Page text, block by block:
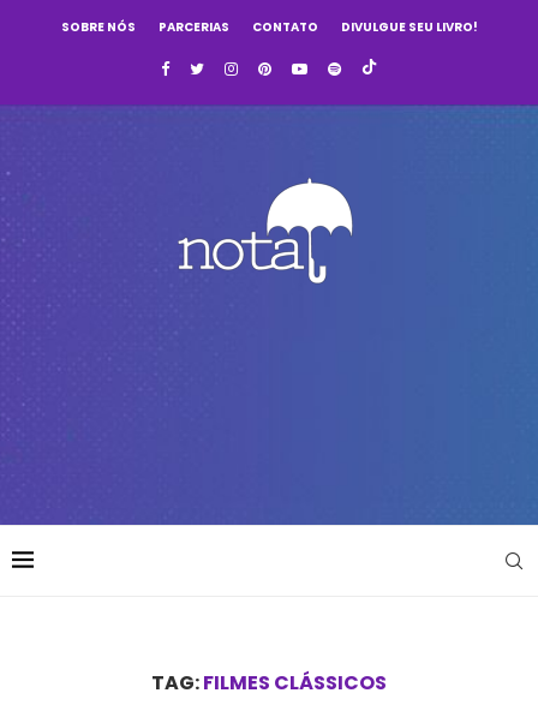
SOBRE NÓS PARCERIAS CONTATO DIVULGUE SEU LIVRO!
TAG:FILMES CLÁSSICOS